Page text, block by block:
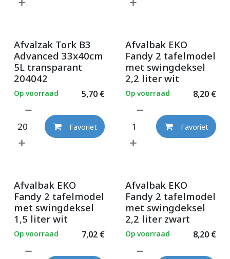
Afvalzak Tork B3
Advanced 33x40cm
5L transparant
204042
5,70€
Op voorraad
Favoriet
Afvalbak EKO
Fandy 2 tafelmodel
met swingdeksel
2,2 liter wit
8,20€
Op voorraad
Favoriet
Afvalbak EKO
Fandy 2 tafelmodel
met swingdeksel
1,5 liter wit
7,02€
Op voorraad
Afvalbak EKO
Fandy 2 tafelmodel
met swingdeksel
2,2 liter zwart
8,20€
Op voorraad